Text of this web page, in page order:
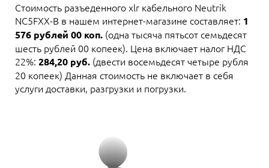
Стоимость разъеденного xlr кабельного Neutrik
NC5FXX-B в нашем интернет-магазине составляет: 1
576 рублей 00 коп. (одна тысяча пятьсот семьдесят
шесть рублей 00 копеек). Цена включает налог НДС
22%: 284,20 руб. (двести восемьдесят четыре рубля
20 копеек) Данная стоимость не включает в себя
услуги доставки, разгрузки и погрузки.